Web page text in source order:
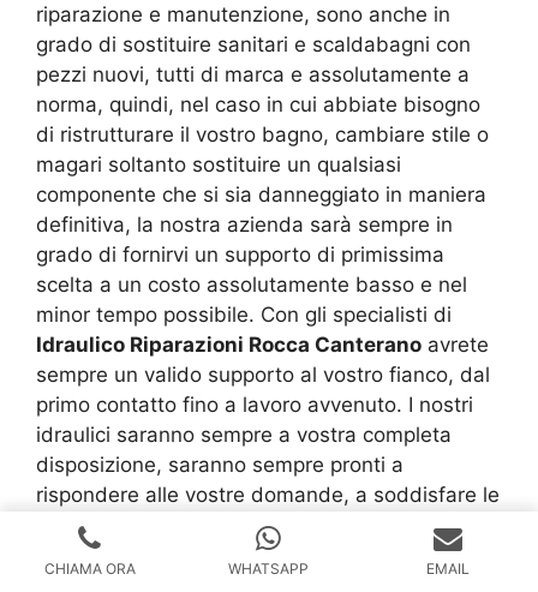
riparazione e manutenzione, sono anche in
grado di sostituire sanitari e scaldabagni con
pezzi nuovi, tutti di marca e assolutamente a
norma, quindi, nel caso in cui abbiate bisogno
di ristrutturare il vostro bagno, cambiare stile o
magari soltanto sostituire un qualsiasi
componente che si sia danneggiato in maniera
definitiva, la nostra azienda sarà sempre in
grado di fornirvi un supporto di primissima
scelta a un costo assolutamente basso e nel
minor tempo possibile. Con gli specialisti di
Idraulico Riparazioni Rocca Canterano avrete
sempre un valido supporto al vostro fianco, dal
primo contatto fino a lavoro avvenuto. I nostri
idraulici saranno sempre a vostra completa
disposizione, saranno sempre pronti a
rispondere alle vostre domande, a soddisfare le
vostre richieste e a darvi preziosi consigli su
come far si che il tutto funzioni al meglio e
CHIAMA ORA WHATSAPP EMAIL